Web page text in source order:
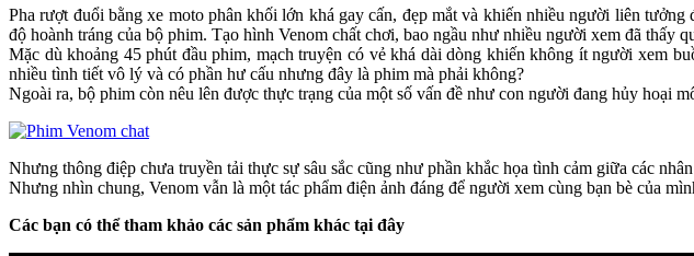
Pha rượt đuổi bằng xe moto phân khối lớn khá gay cấn, đẹp mắt và khiến nhiều người liên
độ hoành tráng của bộ phim. Tạo hình Venom chất chơi, bao ngầu như nhiều người xem đã thấy
Mặc dù khoảng 45 phút đầu phim, mạch truyện có vẻ khá dài dòng khiến không ít người xem
nhiều tình tiết vô lý và có phần hư cấu nhưng đây là phim mà phải không?
Ngoài ra, bộ phim còn nêu lên được thực trạng của một số vấn đề như con người đang hủy hoại
Nhưng thông điệp chưa truyền tải thực sự sâu sắc cũng như phần khắc họa tình cảm giữa các
Nhưng nhìn chung, Venom vẫn là một tác phẩm điện ảnh đáng để người xem cùng bạn bè của
Các bạn có thể tham khảo các sản phẩm khác tại đây